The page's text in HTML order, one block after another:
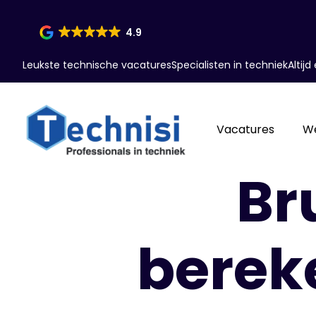
4.9
Leukste technische vacaturesSpecialisten in techniekAltijd
Vacatures